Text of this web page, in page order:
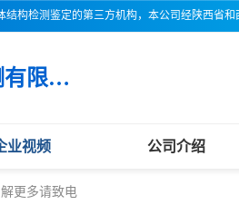
三亚市吉奥普建设工程质量检测有限公司陕西分公司
业视频 公司介绍
更多请致电